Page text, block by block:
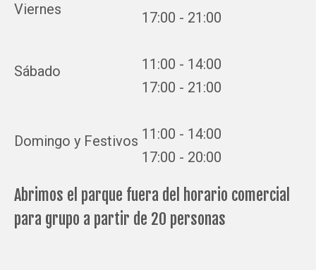
Viernes 17:00 - 21:00
Sábado
11:00 - 14:00
17:00 - 21:00
Domingo y Festivos 11:00 - 14:00
17:00 - 20:00
Abrimos el parque fuera del horario comercial
para grupo a partir de 20 personas